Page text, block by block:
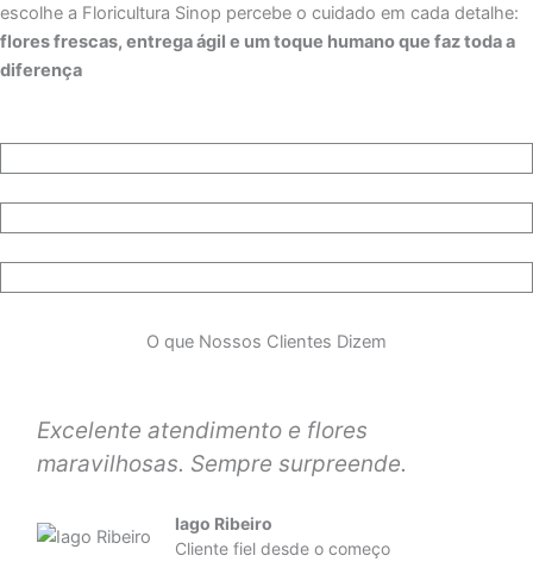
escolhe a Floricultura Sinop percebe o cuidado em cada detalhe:
flores frescas, entrega ágil e um toque humano que faz toda a
diferença
O que Nossos Clientes Dizem
Ela amou o buquê! Chegou no horário e
estava ainda mais bonito do que nas fotos.
Lucas Gues
Presenteou a namorada